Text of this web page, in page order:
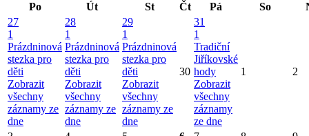
Po
Út St Čt Pá So
27
1
Prázdninová
stezka pro
děti
Zobrazit
všechny
záznamy ze
dne
28
1
Prázdninová
stezka pro
děti
Zobrazit
všechny
záznamy ze
dne
29
1
Prázdninová
stezka pro
děti
Zobrazit
všechny
záznamy ze
dne
30
31
1
Tradiční
Jiříkovské
hody
Zobrazit
všechny
záznamy
ze dne
1 2